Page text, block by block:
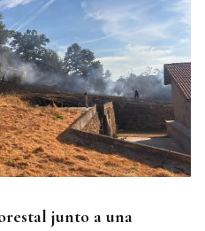
junto a una